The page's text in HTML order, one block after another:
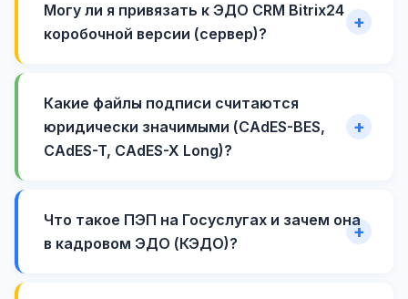
Могу ли я привязать к ЭДО CRM Bitrix24
коробочной версии (сервер)?
Какие файлы подписи считаются
юридически значимыми (CAdES-BES,
CAdES-T, CAdES-X Long)?
Что такое ПЭП на Госуслугах и зачем она
в кадровом ЭДО (КЭДО)?